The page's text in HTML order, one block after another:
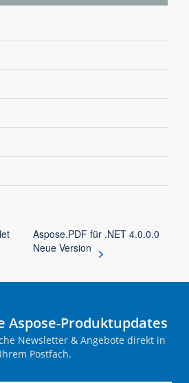
Aspose.PDF für .NET 4.0.0.0
Neue Version
Aspose-Produktupdates
Newsletter & Angebote direkt in
Ihrem Postfach.